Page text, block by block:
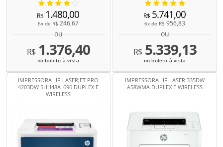
R$1.480,00
6x de R$ 246,67
ou
R$1.376,40
no boleto à vista
R$5.741,00
6x de R$ 956,83
ou
R$5.339,13
no boleto à vista
IMPRESSORA HP LASERJET PRO
4203DW 5HH48A_696 DUPLEX E
WIRELESS
IMPRESSORA HP LASER 335DW
A58WMA DUPLEX E WIRELESS